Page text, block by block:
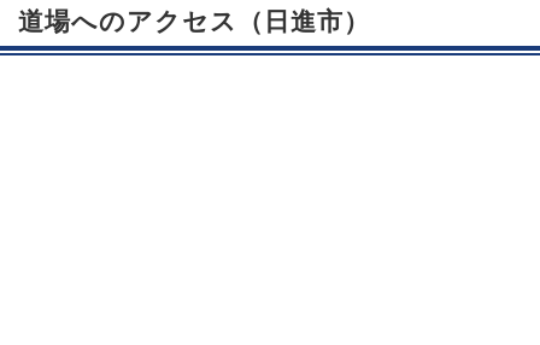
道場へのアクセス（日進市）